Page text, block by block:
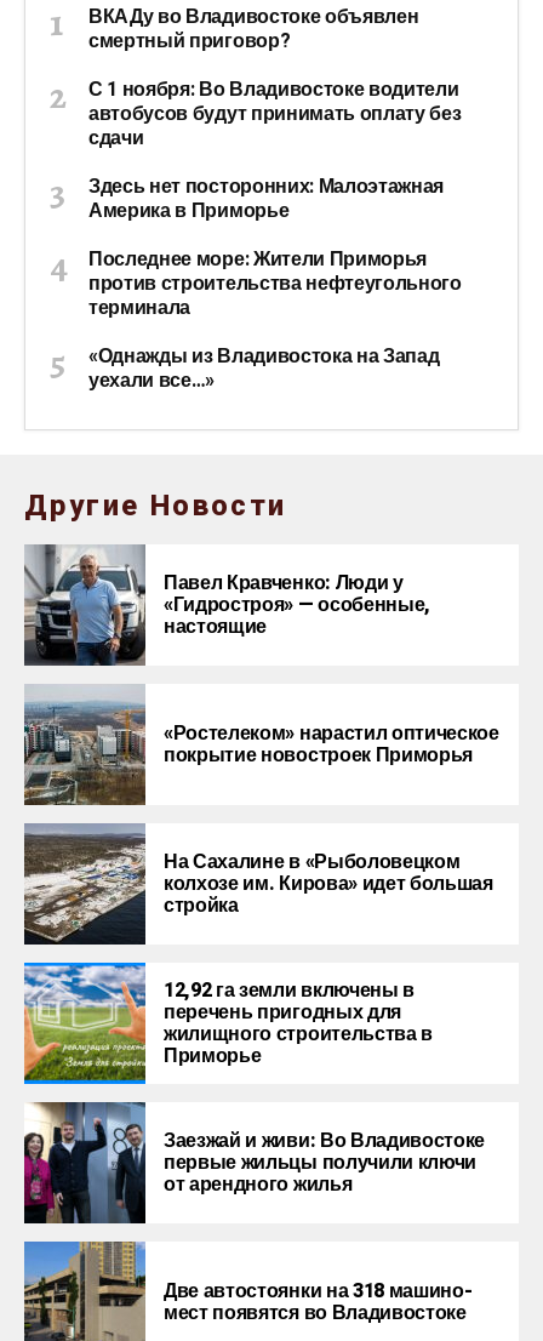
ВКАДу во Владивостоке объявлен
смертный приговор?
С 1 ноября: Во Владивостоке водители
автобусов будут принимать оплату без
сдачи
Здесь нет посторонних: Малоэтажная
Америка в Приморье
Последнее море: Жители Приморья
против строительства нефтеугольного
терминала
«Однажды из Владивостока на Запад
уехали все…»
Другие Новости
Павел Кравченко: Люди у
«Гидростроя» — особенные,
настоящие
«Ростелеком» нарастил оптическое
покрытие новостроек Приморья
На Сахалине в «Рыболовецком
колхозе им. Кирова» идет большая
стройка
12,92 га земли включены в
перечень пригодных для
жилищного строительства в
Приморье
Заезжай и живи: Во Владивостоке
первые жильцы получили ключи
от арендного жилья
Две автостоянки на 318 машино-
мест появятся во Владивостоке